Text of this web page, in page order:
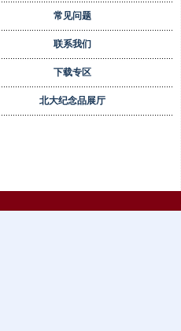
常见问题
联系我们
下载专区
北大纪念品展厅